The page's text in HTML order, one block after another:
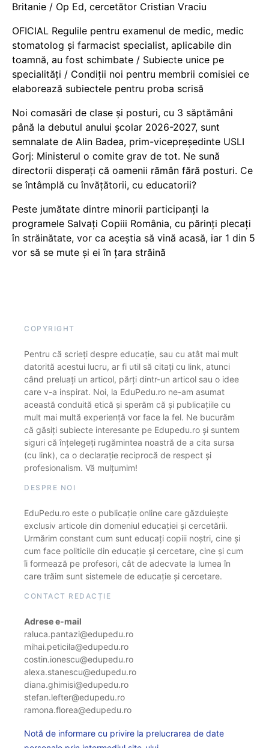
Britanie / Op Ed, cercetător Cristian Vraciu
OFICIAL Regulile pentru examenul de medic, medic
stomatolog și farmacist specialist, aplicabile din
toamnă, au fost schimbate / Subiecte unice pe
specialități / Condiții noi pentru membrii comisiei ce
elaborează subiectele pentru proba scrisă
Noi comasări de clase și posturi, cu 3 săptămâni
până la debutul anului școlar 2026-2027, sunt
semnalate de Alin Badea, prim-vicepreședinte USLI
Gorj: Ministerul o comite grav de tot. Ne sună
directorii disperați că oamenii rămân fără posturi. Ce
se întâmplă cu învățătorii, cu educatorii?
Peste jumătate dintre minorii participanți la
programele Salvați Copiii România, cu părinți plecați
în străinătate, vor ca aceștia să vină acasă, iar 1 din 5
vor să se mute și ei în țara străină
COPYRIGHT
Pentru că scrieți despre educație, sau cu atât mai mult
datorită acestui lucru, ar fi util să citați cu link, atunci
când preluați un articol, părți dintr-un articol sau o idee
care v-a inspirat. Noi, la EduPedu.ro ne-am asumat
această conduită etică și sperăm că și publicațiile cu
mult mai multă experiență vor face la fel. Ne bucurăm
că găsiți subiecte interesante pe Edupedu.ro și suntem
siguri că înțelegeți rugămintea noastră de a cita sursa
(cu link), ca o declarație reciprocă de respect și
profesionalism. Vă mulțumim!
DESPRE NOI
EduPedu.ro este o publicație online care găzduiește
exclusiv articole din domeniul educației și cercetării.
Urmărim constant cum sunt educați copiii noștri, cine și
cum face politicile din educație și cercetare, cine și cum
îi formează pe profesori, cât de adecvate la lumea în
care trăim sunt sistemele de educație și cercetare.
CONTACT REDACȚIE
Adrese e-mail
raluca.pantazi@edupedu.ro
mihai.peticila@edupedu.ro
costin.ionescu@edupedu.ro
alexa.stanescu@edupedu.ro
diana.ghimisi@edupedu.ro
stefan.lefter@edupedu.ro
ramona.florea@edupedu.ro
Notă de informare cu privire la prelucrarea de date